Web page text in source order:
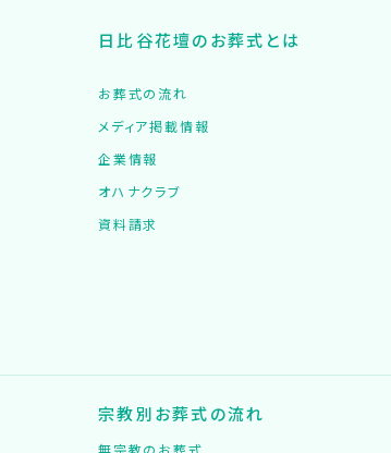
日比谷花壇のお葬式とは
お葬式の流れ
メディア掲載情報
企業情報
オハナクラブ
資料請求
宗教別お葬式の流れ
無宗教のお葬式